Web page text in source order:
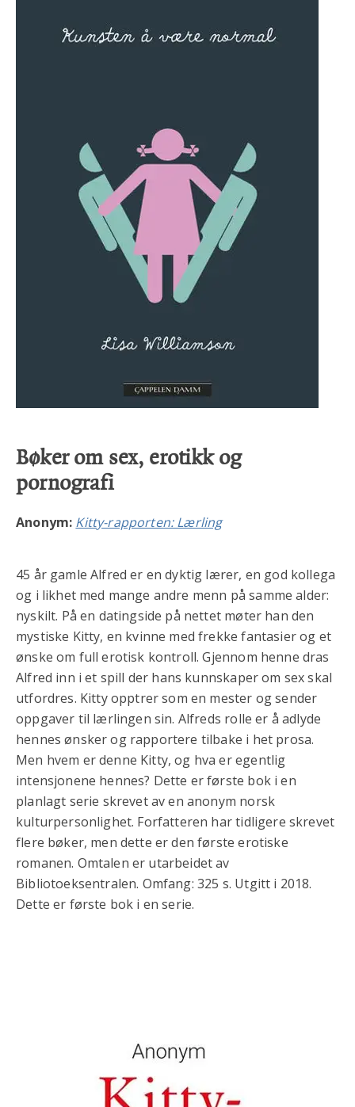
Bøker om sex, erotikk og
pornografi
Anonym: Kitty-rapporten: Lærling
45 år gamle Alfred er en dyktig lærer, en god kollega
og i likhet med mange andre menn på samme alder:
nyskilt. På en datingside på nettet møter han den
mystiske Kitty, en kvinne med frekke fantasier og et
ønske om full erotisk kontroll. Gjennom henne dras
Alfred inn i et spill der hans kunnskaper om sex skal
utfordres. Kitty opptrer som en mester og sender
oppgaver til lærlingen sin. Alfreds rolle er å adlyde
hennes ønsker og rapportere tilbake i het prosa.
Men hvem er denne Kitty, og hva er egentlig
intensjonene hennes? Dette er første bok i en
planlagt serie skrevet av en anonym norsk
kulturpersonlighet. Forfatteren har tidligere skrevet
flere bøker, men dette er den første erotiske
romanen. Omtalen er utarbeidet av
Bibliotoeksentralen. Omfang: 325 s. Utgitt i 2018.
Dette er første bok i en serie.